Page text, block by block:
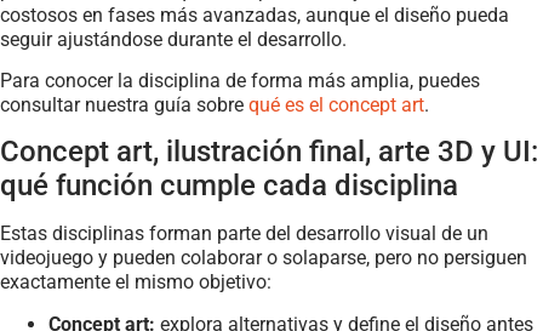
costosos en fases más avanzadas, aunque el diseño pueda
seguir ajustándose durante el desarrollo.
Para conocer la disciplina de forma más amplia, puedes
consultar nuestra guía sobre qué es el concept art.
Concept art, ilustración final, arte 3D y UI:
qué función cumple cada disciplina
Estas disciplinas forman parte del desarrollo visual de un
videojuego y pueden colaborar o solaparse, pero no persiguen
exactamente el mismo objetivo:
Concept art: explora alternativas y define el diseño antes